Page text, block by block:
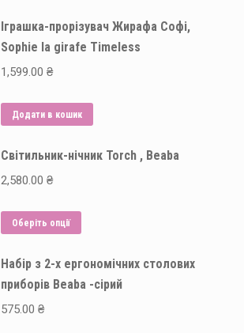
626.00 ₴
має
кілька
можна
на
Іграшка-прорізувач Жирафа Софі,
Sophie la girafe Timeless
1,599.00 ₴
Додати в кошик
Світильник-нічник Torch , Beaba
2,580.00 ₴
Оберіть опції
має
кілька
Набір з 2-х ергономічних столових
приборів Beaba -сірий
575.00 ₴